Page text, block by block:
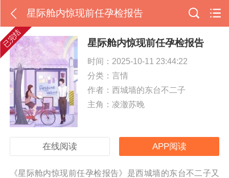
星际舱内惊现前任孕检报告
已完结 星际舱内惊现前任孕检报告
时间：2025-10-11 23:44:22
分类： 言情
作者：西城墙的东台不二子
主角：凌澈苏晚
在线阅读 APP阅读
《星际舱内惊现前任孕检报告》是西城墙的东台不二子又